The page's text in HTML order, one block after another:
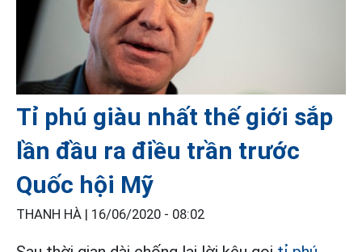
Tỉ phú giàu nhất thế giới sắp
lần đầu ra điều trần trước
Quốc hội Mỹ
THANH HÀ | 16/06/2020 - 08:02